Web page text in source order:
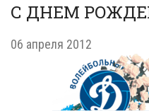
С ДНЕМ
06 апреля 2012